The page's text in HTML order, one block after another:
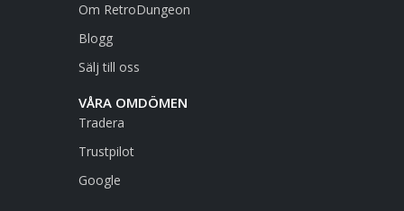
Om RetroDungeon
Blogg
Sälj till oss
VÅRA OMDÖMEN
Tradera
Trustpilot
Google